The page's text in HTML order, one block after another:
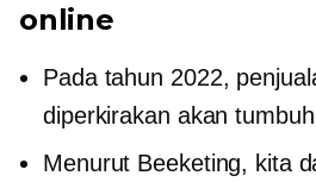
online
Pada tahun 2022,
diperkirakan akan
Menurut Beeketing, kita